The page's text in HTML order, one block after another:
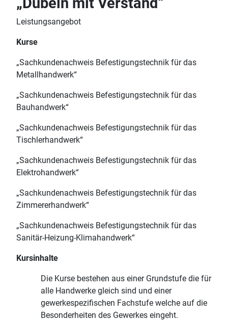
Leistungsangebot
Kurse
„Sachkundenachweis Befestigungstechnik für das
Metallhandwerk“
„Sachkundenachweis Befestigungstechnik für das
Bauhandwerk“
„Sachkundenachweis Befestigungstechnik für das
Tischlerhandwerk“
„Sachkundenachweis Befestigungstechnik für das
Elektrohandwerk“
„Sachkundenachweis Befestigungstechnik für das
Zimmererhandwerk“
„Sachkundenachweis Befestigungstechnik für das
Sanitär-Heizung-Klimahandwerk“
Kursinhalte
Die Kurse bestehen aus einer Grundstufe die für
alle Handwerke gleich sind und einer
gewerkespezifischen Fachstufe welche auf die
Besonderheiten des Gewerkes eingeht.